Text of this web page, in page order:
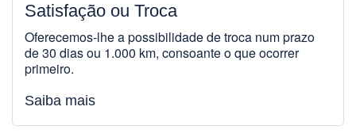
Satisfação ou Troca
Oferecemos-lhe a possibilidade de troca num prazo
de 30 dias ou 1.000 km, consoante o que ocorrer
primeiro.
Saiba mais